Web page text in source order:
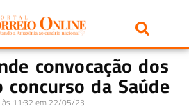
convocação dos
da Saúde
às 11:32 em 22/05/23